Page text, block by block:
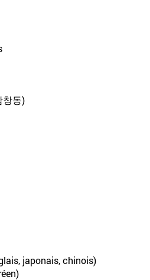
창동)
japonais, chinois)